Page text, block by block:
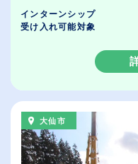
インターンシップ
受け入れ可能対象
大仙市